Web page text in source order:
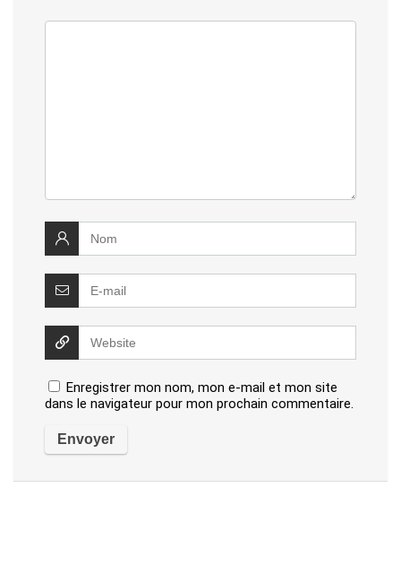
Enregistrer mon nom, mon e-mail et mon site
dans le navigateur pour mon prochain commentaire.